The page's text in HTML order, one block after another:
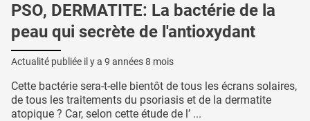
PSO, DERMATITE: La bactérie de la
peau qui secrète de l'antioxydant
Actualité publiée il y a 9 années 8 mois
Cette bactérie sera-t-elle bientôt de tous les écrans solaires,
de tous les traitements du psoriasis et de la dermatite
atopique ? Car, selon cette étude de l’ ...